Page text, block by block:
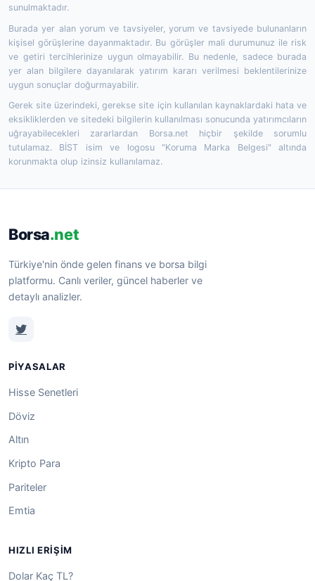
sunulmaktadır.
Burada yer alan yorum ve tavsiyeler, yorum ve tavsiyede bulunanların
kişisel görüşlerine dayanmaktadır. Bu görüşler mali durumunuz ile risk
ve getiri tercihlerinize uygun olmayabilir. Bu nedenle, sadece burada
yer alan bilgilere dayanılarak yatırım kararı verilmesi beklentilerinize
uygun sonuçlar doğurmayabilir.
Gerek site üzerindeki, gerekse site için kullanılan kaynaklardaki hata ve
eksikliklerden ve sitedeki bilgilerin kullanılması sonucunda yatırımcıların
uğrayabilecekleri zararlardan Borsa.net hiçbir şekilde sorumlu
tutulamaz. BİST isim ve logosu "Koruma Marka Belgesi" altında
korunmakta olup izinsiz kullanılamaz.
Borsa.net
Türkiye'nin önde gelen finans ve borsa bilgi
platformu. Canlı veriler, güncel haberler ve
detaylı analizler.
PIYASALAR
Hisse Senetleri
Döviz
Altın
Kripto Para
Pariteler
Emtia
HIZLI ERIŞIM
Dolar Kaç TL?